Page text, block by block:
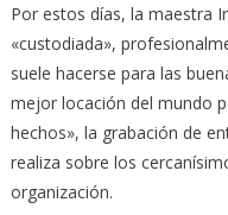
Por estos días, la maestra
«custodiada»,
suele hacerse para las
mejor locación del mundo
hechos», la grabación de
realiza sobre los
organización.